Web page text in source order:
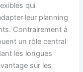
qui
leur planning
Contrairement à
un rôle central
les longues
sur les